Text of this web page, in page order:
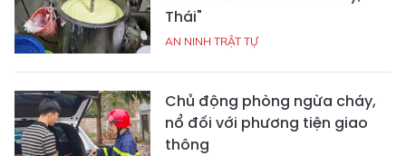
Thái"
AN NINH TRẬT TỰ
Chủ động phòng ngừa cháy,
nổ đối với phương tiện giao
thông